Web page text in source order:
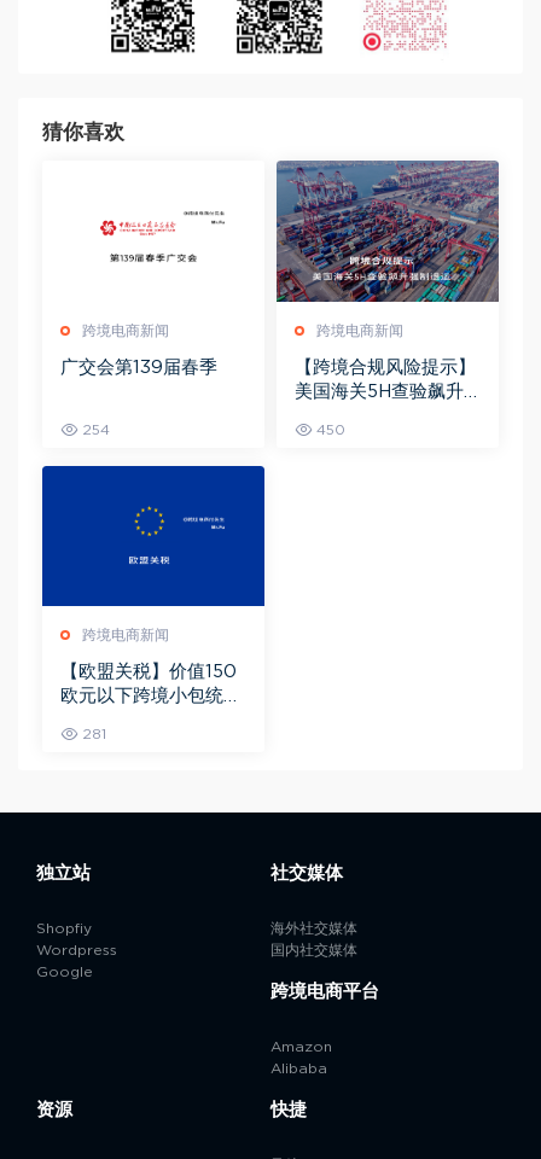
猜你喜欢
跨境电商新闻
广交会第139届春季
254
跨境电商新闻
【跨境合规风险提示】
美国海关5H查验飙升
450
跨境电商新闻
【欧盟关税】价值150
欧元以下跨境小包统一
281
独立站
Shopfiy
Wordpress
Google
社交媒体
海外社交媒体
国内社交媒体
跨境电商平台
Amazon
Alibaba
资源 快捷